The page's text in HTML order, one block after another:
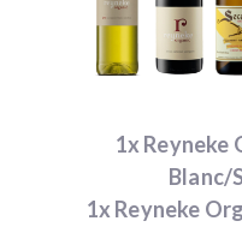
1x Reyneke
Blanc/
1x Reyneke